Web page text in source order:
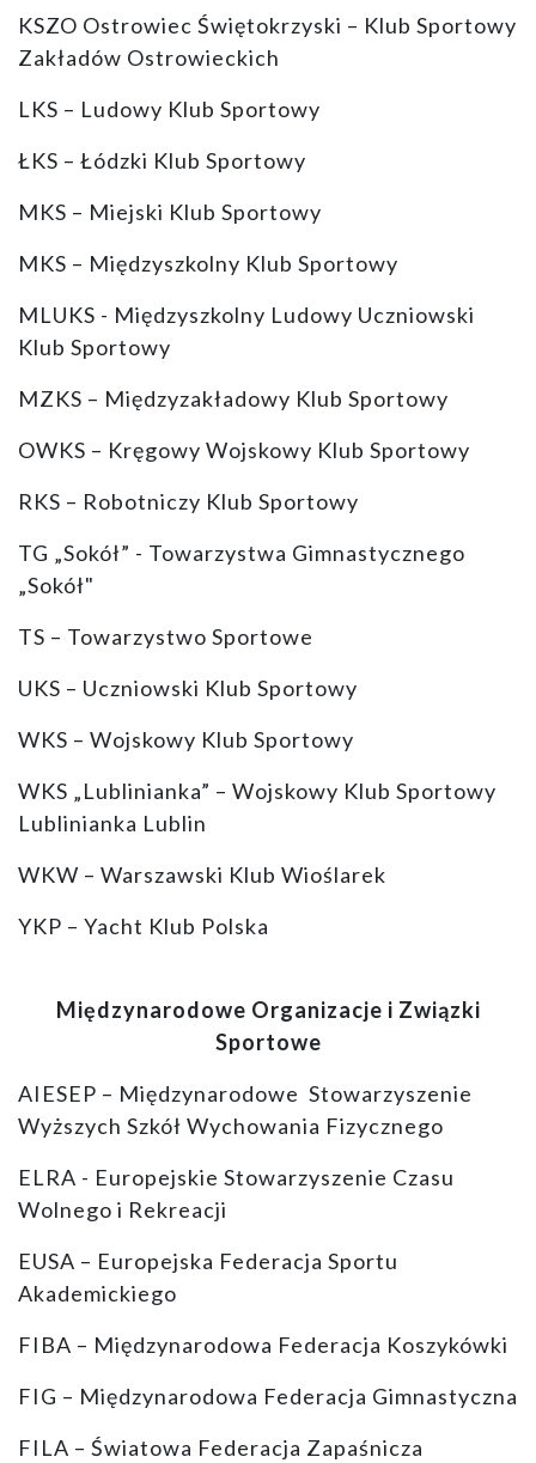
KSZO Ostrowiec Świętokrzyski – Klub Sportowy
Zakładów Ostrowieckich
LKS – Ludowy Klub Sportowy
ŁKS – Łódzki Klub Sportowy
MKS – Miejski Klub Sportowy
MKS – Międzyszkolny Klub Sportowy
MLUKS - Międzyszkolny Ludowy Uczniowski
Klub Sportowy
MZKS – Międzyzakładowy Klub Sportowy
OWKS – Kręgowy Wojskowy Klub Sportowy
RKS – Robotniczy Klub Sportowy
TG „Sokół” - Towarzystwa Gimnastycznego
„Sokół"
TS – Towarzystwo Sportowe
UKS – Uczniowski Klub Sportowy
WKS – Wojskowy Klub Sportowy
WKS „Lublinianka” – Wojskowy Klub Sportowy
Lublinianka Lublin
WKW – Warszawski Klub Wioślarek
YKP – Yacht Klub Polska
Międzynarodowe Organizacje i Związki
Sportowe
AIESEP – Międzynarodowe Stowarzyszenie
Wyższych Szkół Wychowania Fizycznego
ELRA - Europejskie Stowarzyszenie Czasu
Wolnego i Rekreacji
EUSA – Europejska Federacja Sportu
Akademickiego
FIBA – Międzynarodowa Federacja Koszykówki
FIG – Międzynarodowa Federacja Gimnastyczna
FILA – Światowa Federacja Zapaśnicza